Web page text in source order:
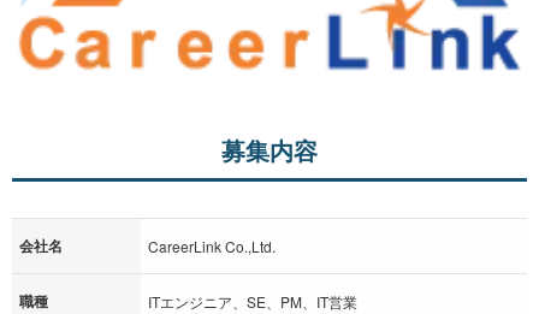
募集内容
会社名 CareerLink Co.,Ltd.
職種 ITエンジニア、SE、PM、IT営業